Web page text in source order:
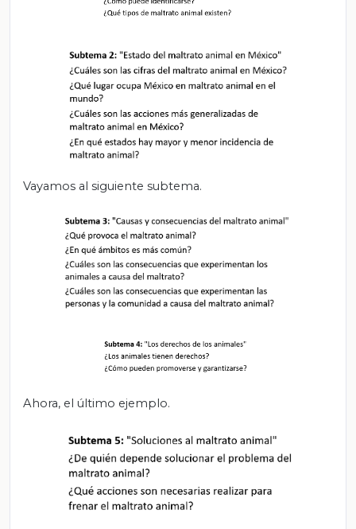
Vayamos al siguiente subtema.
Ahora, el último ejemplo.